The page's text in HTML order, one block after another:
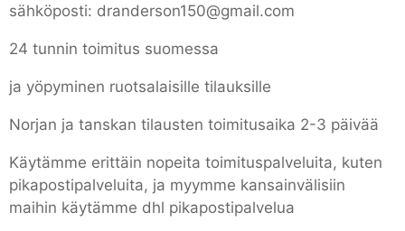
sähköposti: dranderson150@gmail.com
24 tunnin toimitus suomessa
ja yöpyminen ruotsalaisille tilauksille
Norjan ja tanskan tilausten toimitusaika 2-3 päivää
Käytämme erittäin nopeita toimituspalveluita, kuten
pikapostipalveluita, ja myymme kansainvälisiin
maihin käytämme dhl pikapostipalvelua